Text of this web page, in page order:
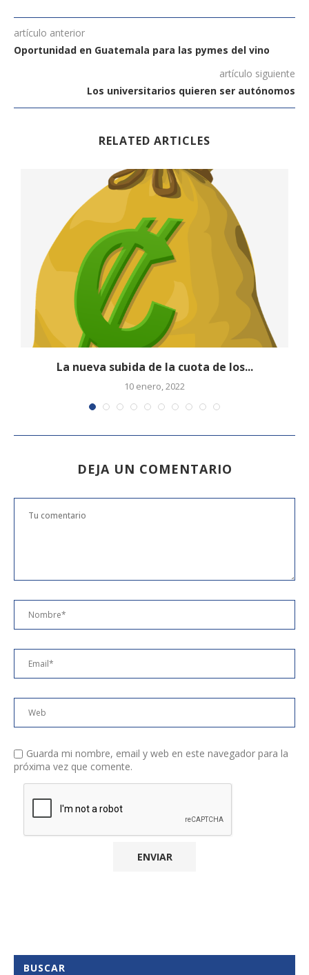
artículo anterior
Oportunidad en Guatemala para las pymes del vino
artículo siguiente
Los universitarios quieren ser autónomos
RELATED ARTICLES
La nueva subida de la cuota de los...
10 enero, 2022
DEJA UN COMENTARIO
Guarda mi nombre, email y web en este navegador para la
próxima vez que comente.
BUSCAR